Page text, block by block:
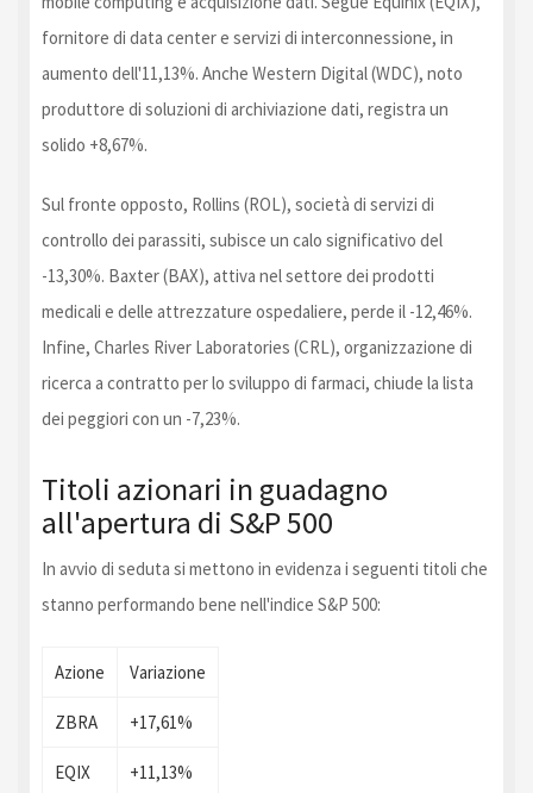
fornitore di data center e servizi di interconnessione, in
aumento dell'11,13%. Anche Western Digital (WDC), noto
produttore di soluzioni di archiviazione dati, registra un
solido +8,67%.
Sul fronte opposto, Rollins (ROL), società di servizi di
controllo dei parassiti, subisce un calo significativo del
-13,30%. Baxter (BAX), attiva nel settore dei prodotti
medicali e delle attrezzature ospedaliere, perde il -12,46%.
Infine, Charles River Laboratories (CRL), organizzazione di
ricerca a contratto per lo sviluppo di farmaci, chiude la lista
dei peggiori con un -7,23%.
Titoli azionari in guadagno
all'apertura di S&P 500
In avvio di seduta si mettono in evidenza i seguenti titoli che
stanno performando bene nell'indice S&P 500:
Azione Variazione
ZBRA +17,61%
EQIX +11,13%